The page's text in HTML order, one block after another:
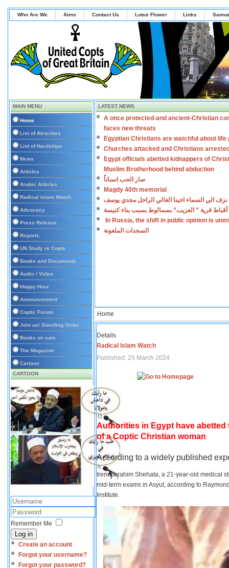
Who Are We Aims Contact Us Lotus Flower Links
MAIN MENU
Home
List of Atrocities
List of Hardships
News
Articles
Arabic Articles
Radical Islam Watch
Advocacy
Press Release
Reports
UN Study re Copts
Books and Documents
Audio / Video
Happy Hour
Announcement
Coptic Forum
Join us/ Standing Order
Books on sale
The Magazine
Cartoon
CARTOON
Remember Me
Log in
Create an account
Forgot your username?
Forgot your password?
LATEST NEWS
A once protected-and ancient-Christian
faces new threats
Egyptian Christians are watchful about life
Churches attacked and Christians
Egypt officials abetted kidnappers of
Muslim Brotherhood behind abduction
صار الحب انساناً
Magdy 40th memorial
نزف الي السماء اخينا الغالي الراحل مجدي يوسف
أقباط قرية ” العزيب” بسمالوط بسبب بناء كنيسة
In Russia, the shift in public opinion is
السجدات الملعونة
Home
Details
Radical Islam Watch
Published: 25 March 2024
Authorities in Egypt have
of a Coptic Christian woman
According to a widely published
Irene Ibrahim Shehata, a 21-year-old medical
mid-term exams in Asyut, according to
Institute.